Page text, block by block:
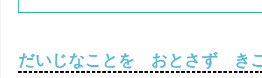
だいじなことを おとさず き